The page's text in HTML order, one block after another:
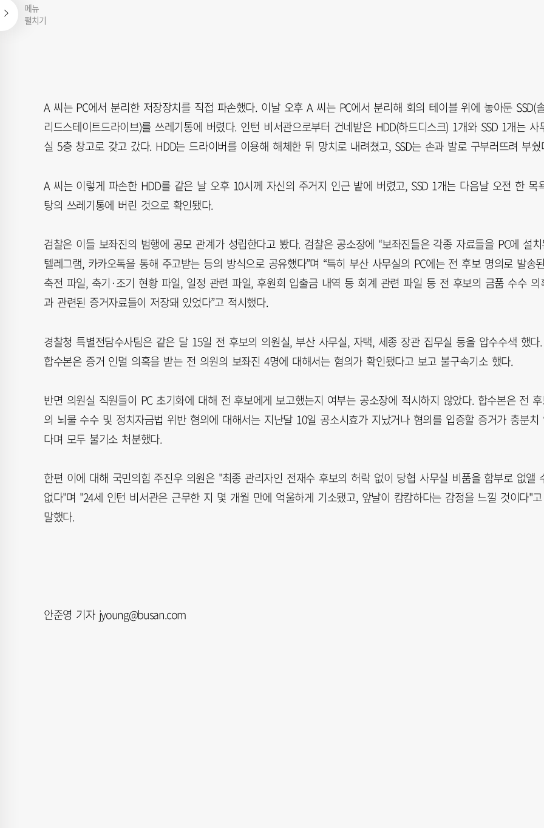
메뉴
펼치기
A 씨는 PC에서 분리한 저장장치를 직접 파손했다. 이날 오후 A 씨는 PC에서 분리해 회의 테이블 위에 놓아둔 SSD(
리드스테이트드라이브)를 쓰레기통에 버렸다. 인턴 비서관으로부터 건네받은 HDD(하드디스크) 1개와 SSD 1개는 사
실 5층 창고로 갖고 갔다. HDD는 드라이버를 이용해 해체한 뒤 망치로 내려쳤고, SSD는 손과 발로 구부러뜨려 부쉈
A 씨는 이렇게 파손한 HDD를 같은 날 오후 10시께 자신의 주거지 인근 밭에 버렸고, SSD 1개는 다음날 오전 한 목
탕의 쓰레기통에 버린 것으로 확인됐다.
검찰은 이들 보좌진의 범행에 공모 관계가 성립한다고 봤다. 검찰은 공소장에 “보좌진들은 각종 자료들을 PC에 설치
텔레그램, 카카오톡을 통해 주고받는 등의 방식으로 공유했다”며 “특히 부산 사무실의 PC에는 전 후보 명의로 발송된
축전 파일, 축기·조기 현황 파일, 일정 관련 파일, 후원회 입출금 내역 등 회계 관련 파일 등 전 후보의 금품 수수 의
과 관련된 증거자료들이 저장돼 있었다”고 적시했다.
경찰청 특별전담수사팀은 같은 달 15일 전 후보의 의원실, 부산 사무실, 자택, 세종 장관 집무실 등을 압수수색 했다.
합수본은 증거 인멸 의혹을 받는 전 의원의 보좌진 4명에 대해서는 혐의가 확인됐다고 보고 불구속기소 했다.
반면 의원실 직원들이 PC 초기화에 대해 전 후보에게 보고했는지 여부는 공소장에 적시하지 않았다. 합수본은 전
의 뇌물 수수 및 정치자금법 위반 혐의에 대해서는 지난달 10일 공소시효가 지났거나 혐의를 입증할 증거가 충분치
다며 모두 불기소 처분했다.
한편 이에 대해 국민의힘 주진우 의원은 "최종 관리자인 전재수 후보의 허락 없이 당협 사무실 비품을 함부로 없앨
없다"며 "24세 인턴 비서관은 근무한 지 몇 개월 만에 억울하게 기소됐고, 앞날이 캄캄하다는 감정을 느낄 것이다"고
말했다.
안준영 기자 jyoung@busan.com